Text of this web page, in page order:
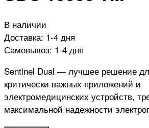
В наличии
Доставка: 1-4 дня
Самовывоз: 1-4 дня
Sentinel Dual — лучшее решение
критически важных приложений и
электромедицинских устройств,
максимальной надежности